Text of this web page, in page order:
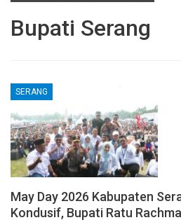
Bupati Serang
SERANG
May Day 2026 Kabupaten
Kondusif, Bupati Ratu